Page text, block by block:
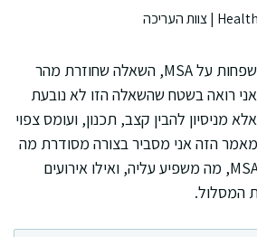
כשאנחנו מדברים עם משפחות על MSA, השאלה שחוזרת מהר
רואה בשטח שהשאלה הזו לא נובעת
מניסיון להבין קצב, תכנון, ועומס צפוי
הזה אני מסביר בצורה מסודרת מה
ידוע על תוחלת חיים ב-MSA, מה משפיע עליה, ואילו אירועים
המסלול.